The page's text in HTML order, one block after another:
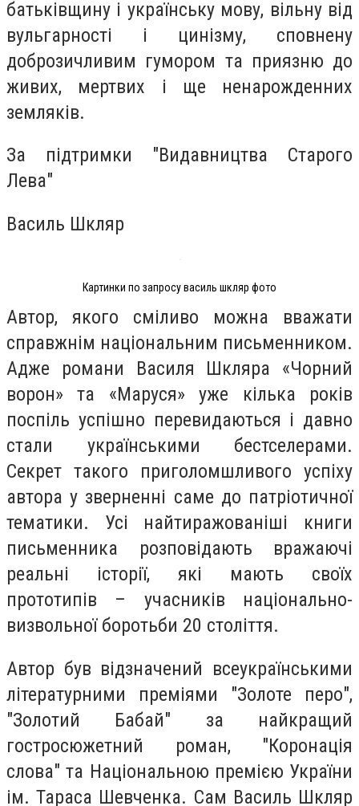
батьківщину і українську мову, вільну від
вульгарності і цинізму, сповнену
доброзичливим гумором та приязню до
живих, мертвих і ще ненарожденних
земляків.
За підтримки "Видавництва Старого
Лева"
Василь Шкляр
Картинки по запросу василь шкляр фото
Автор, якого сміливо можна вважати
справжнім національним письменником.
Адже романи Василя Шкляра «Чорний
ворон» та «Маруся» уже кілька років
поспіль успішно перевидаються і давно
стали українськими бестселерами.
Секрет такого приголомшливого успіху
автора у зверненні саме до патріотичної
тематики. Усі найтиражованіші книги
письменника розповідають вражаючі
реальні історії, які мають своїх
прототипів – учасників національно-
визвольної боротьби 20 століття.
Автор був відзначений всеукраїнськими
літературними преміями "Золоте перо",
"Золотий Бабай" за найкращий
гостросюжетний роман, "Коронація
слова" та Національною премією України
ім. Тараса Шевченка. Сам Василь Шкляр